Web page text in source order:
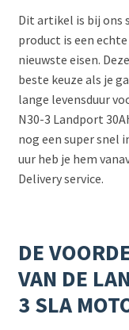
Dit artikel is bij ons
product is een
nieuwste eisen.
beste keuze als je
lange levensduur
N30-3 Landport
nog een super snel
uur heb je hem
Delivery service.
DE
VAN DE
3 SLA